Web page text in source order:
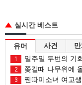
실시간 베스트
유머 사건
1 일주일 두번의 기
2 쫒길때 나무위에
3 찐따미소녀 여고